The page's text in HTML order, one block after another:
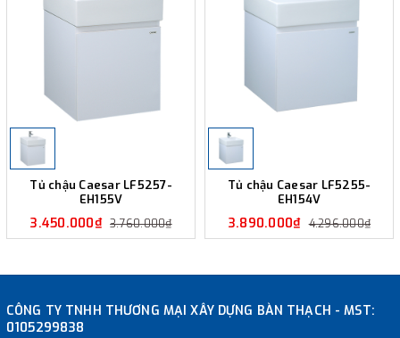
Tủ chậu Caesar LF5257-
EH155V
3.450.000₫ 3.760.000₫
Tủ chậu Caesar LF5255-
EH154V
3.890.000₫ 4.296.000₫
CÔNG TY TNHH THƯƠNG MẠI XÂY DỰNG BÀN THẠCH - MST:
0105299838